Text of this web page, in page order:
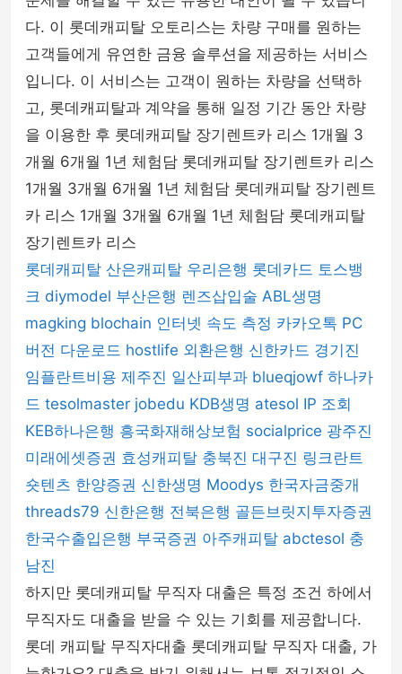
다. 이 롯데캐피탈 오토리스는 차량 구매를 원하는
고객들에게 유연한 금융 솔루션을 제공하는 서비스
입니다. 이 서비스는 고객이 원하는 차량을 선택하
고, 롯데캐피탈과 계약을 통해 일정 기간 동안 차량
을 이용한 후 롯데캐피탈 장기렌트카 리스 1개월 3
개월 6개월 1년 체험담 롯데캐피탈 장기렌트카 리스
1개월 3개월 6개월 1년 체험담 롯데캐피탈 장기렌트
카 리스 1개월 3개월 6개월 1년 체험담 롯데캐피탈
장기렌트카 리스
롯데캐피탈 산은캐피탈 우리은행 롯데카드 토스뱅
크 diymodel 부산은행 렌즈삽입술 ABL생명
magking blochain 인터넷 속도 측정 카카오톡 PC
버전 다운로드 hostlife 외환은행 신한카드 경기진
임플란트비용 제주진 일산피부과 blueqjowf 하나카
드 tesolmaster jobedu KDB생명 atesol IP 조회
KEB하나은행 흥국화재해상보험 socialprice 광주진
미래에셋증권 효성캐피탈 충북진 대구진 링크란트
숏텐츠 한양증권 신한생명 Moodys 한국자금중개
threads79 신한은행 전북은행 골든브릿지투자증권
한국수출입은행 부국증권 아주캐피탈 abctesol 충
남진
하지만 롯데캐피탈 무직자 대출은 특정 조건 하에서
무직자도 대출을 받을 수 있는 기회를 제공합니다.
롯데 캐피탈 무직자대출 롯데캐피탈 무직자 대출, 가